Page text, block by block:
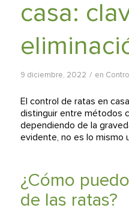
casa:
9 diciembre, 2022 / en
El control de ratas en
distinguir entre métodos
dependiendo de la
evidente, no es lo mismo
¿Cómo
de las ratas?